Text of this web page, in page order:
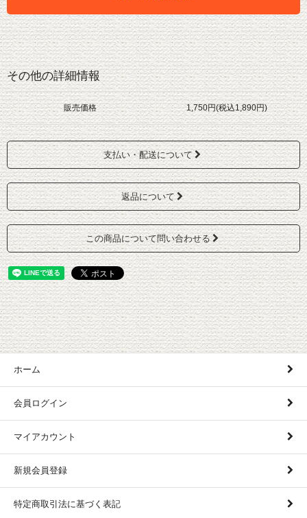
その他の詳細情報
販売価格 1,750円(税込1,890円)
支払い・配送について
返品について
この商品について問い合わせる
ホーム
会員ログイン
マイアカウント
新規会員登録
特定商取引法に基づく表記